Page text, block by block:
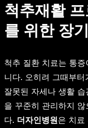
척추재활
를 위한 장
척추 질환 치료는 통
니다. 오히려 그때부
잘못된 자세나 생활
을 꾸준히 관리하지
다. 더자인병원은 치료